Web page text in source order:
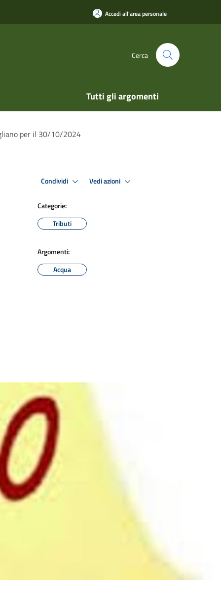
Accedi all'area personale
Cerca
Tutti gli argomenti
per il 30/10/2024
Condividi Vedi azioni
Categorie:
Tributi
Argomenti:
Acqua